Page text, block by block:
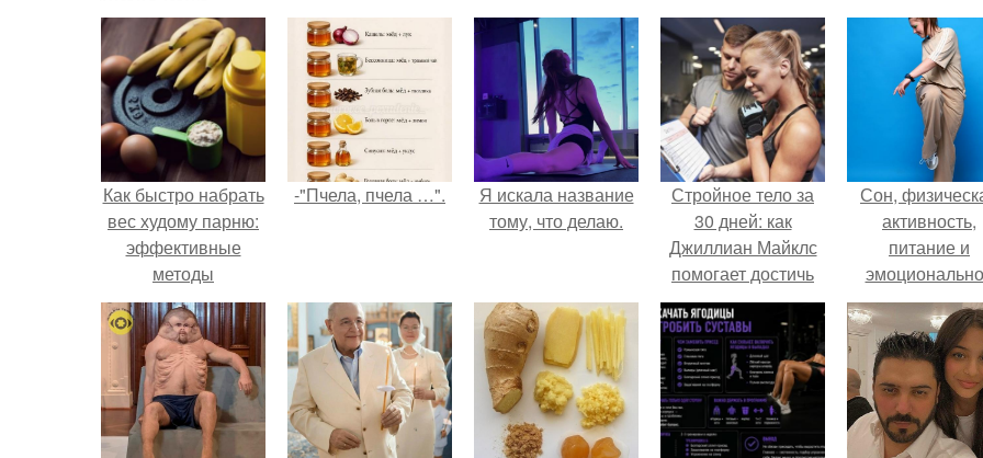
Как быстро набрать
вес худому парню:
эффективные
методы
-"Пчела, пчела …".
Я искала название
тому, что делаю.
Стройное тело за
30 дней: как
Джиллиан Майклс
помогает достичь
результатов
Сон,
активность,
питание и
состояние!